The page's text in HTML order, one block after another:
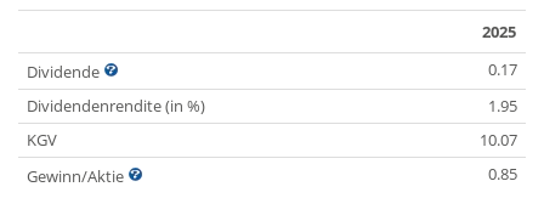
2025
Dividende
0.17
Dividendenrendite (in %)
1.95
KGV
10.07
Gewinn/Aktie
0.85